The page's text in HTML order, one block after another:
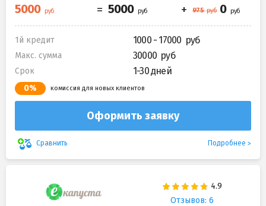
1й кредит 1000 - 17000
Макс. сумма 30000
Срок 1-30 дней
0% комиссия для новых клиентов
Оформить заявку
Сравнить Подробнее
Отзывов: 6